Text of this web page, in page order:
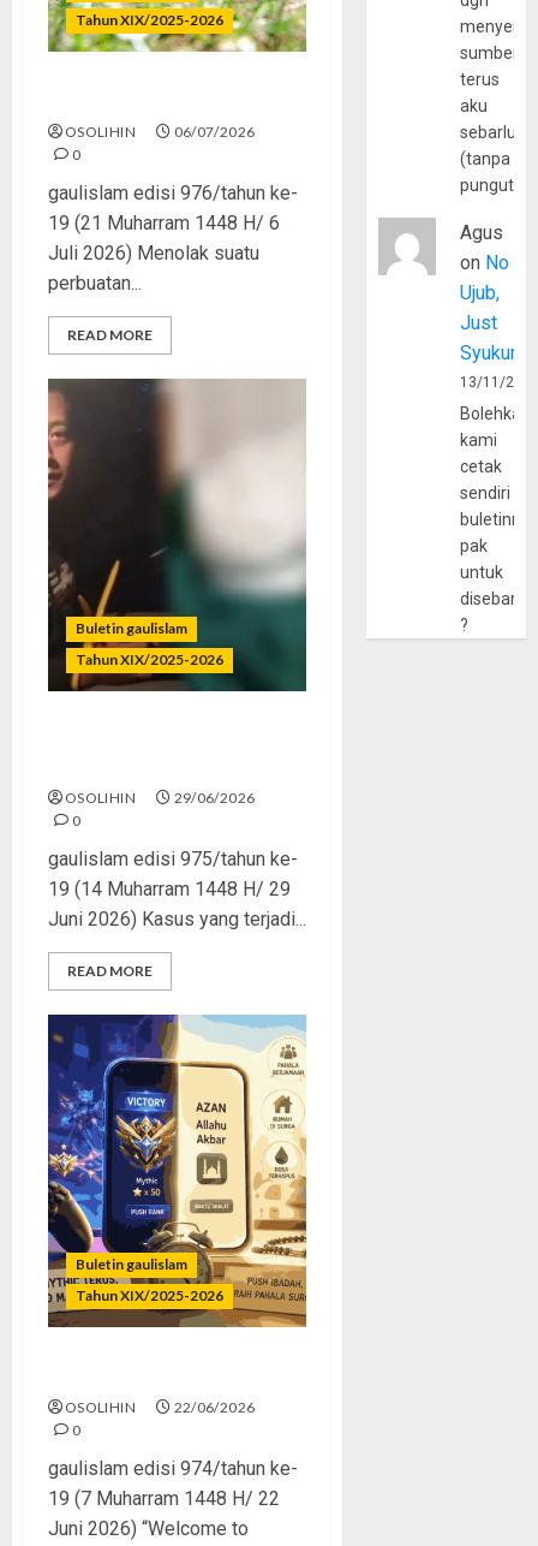
Tahun XIX/2025-2026
OSOLIHIN
06/07/2026
0
gaulislam edisi 976/tahun ke-
19 (21 Muharram 1448 H/ 6
Juli 2026) Menolak suatu
perbuatan...
READ MORE
Buletin gaulislam
Tahun XIX/2025-2026
OSOLIHIN
29/06/2026
0
gaulislam edisi 975/tahun ke-
19 (14 Muharram 1448 H/ 29
Juni 2026) Kasus yang terjadi...
READ MORE
Buletin gaulislam
Tahun XIX/2025-2026
OSOLIHIN
22/06/2026
0
gaulislam edisi 974/tahun ke-
19 (7 Muharram 1448 H/ 22
Juni 2026) “Welcome to
sumber
terus
aku
(tanpa
Agus
on No
Ujub,
Just
Syukur
13/11/
Bolehkah
kami
cetak
sendiri
pak
untuk
?